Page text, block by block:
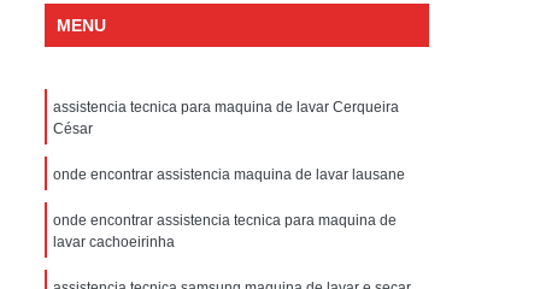
Assistencia Tecnica Electrolux Geladeira
Tecnica Geladeira Electrolux
Electrolux Assistencia Tecnica Geladeira
Geladeira Assistencia Tecnica
Assistencia Tecnica de Refrigerador
Assistencia Tecnica Electrolux Refrigerador
MENU
assistencia tecnica para maquina de lavar Cerqueira
César
onde encontrar assistencia maquina de lavar lausane
onde encontrar assistencia tecnica para maquina de
lavar cachoeirinha